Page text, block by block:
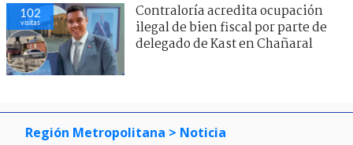
102
visitas
Contraloría acredita ocupación
ilegal de bien fiscal por parte de
delegado de Kast en Chañaral
Región Metropolitana > Noticia